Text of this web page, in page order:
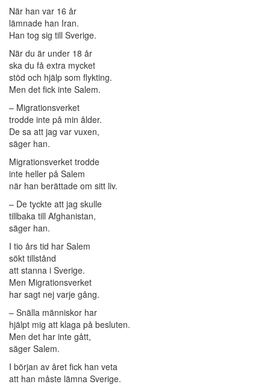
När han var 16 år
lämnade han Iran.
Han tog sig till Sverige.
När du är under 18 år
ska du få extra mycket
stöd och hjälp som flykting.
Men det fick inte Salem.
– Migrationsverket
trodde inte på min ålder.
De sa att jag var vuxen,
säger han.
Migrationsverket trodde
inte heller på Salem
när han berättade om sitt liv.
– De tyckte att jag skulle
tillbaka till Afghanistan,
säger han.
I tio års tid har Salem
sökt tillstånd
att stanna i Sverige.
Men Migrationsverket
har sagt nej varje gång.
– Snälla människor har
hjälpt mig att klaga på besluten.
Men det har inte gått,
säger Salem.
I början av året fick han veta
att han måste lämna Sverige.